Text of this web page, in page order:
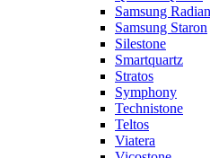
Samsung
Samsung Staron
Silestone
Smartquartz
Stratos
Symphony
Technistone
Teltos
Viatera